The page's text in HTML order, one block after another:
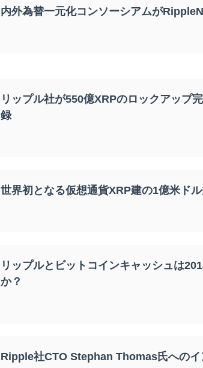
内外為替一元化コンソーシアムが
リップル社が550億XRPのロックアップ
録
世界初となる仮想通貨XRP建の1億米ド
リップルとビットコインキャッシュは
か？
Ripple社CTO Stephan Thomas氏へのイ